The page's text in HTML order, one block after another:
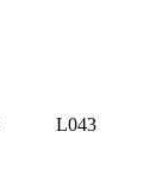
L043